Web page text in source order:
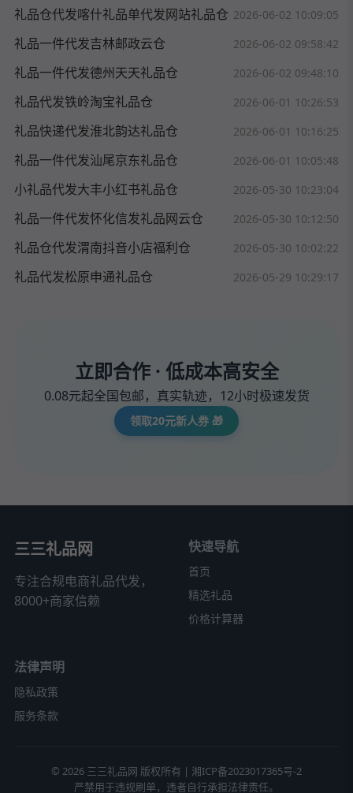
礼品仓代发喀什礼品单代发网站礼品仓 2026-06-02 10:09:05
礼品一件代发吉林邮政云仓 2026-06-02 09:58:42
礼品一件代发德州天天礼品仓 2026-06-02 09:48:10
礼品代发铁岭淘宝礼品仓 2026-06-01 10:26:53
礼品快递代发淮北韵达礼品仓 2026-06-01 10:16:25
礼品一件代发汕尾京东礼品仓 2026-06-01 10:05:48
小礼品代发大丰小红书礼品仓 2026-05-30 10:23:04
礼品一件代发怀化信发礼品网云仓 2026-05-30 10:12:50
礼品仓代发渭南抖音小店福利仓 2026-05-30 10:02:22
礼品代发松原申通礼品仓 2026-05-29 10:29:17
立即合作 · 低成本高安全
0.08元起全国包邮，真实轨迹，12小时极速发货
领取20元新人券 🎁
三三礼品网
专注合规电商礼品代发，
8000+商家信赖
快速导航
首页
精选礼品
价格计算器
法律声明
隐私政策
服务条款
© 2026 三三礼品网 版权所有 | 湘ICP备2023017365号-2
严禁用于违规刷单，违者自行承担法律责任。